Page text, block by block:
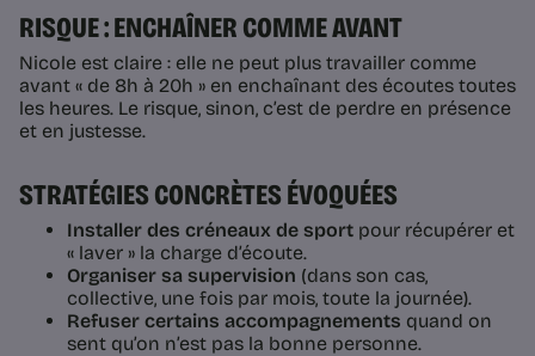
RISQUE : ENCHAÎNER COMME AVANT
Nicole est claire : elle ne peut plus travailler comme
avant « de 8h à 20h » en enchaînant des écoutes toutes
les heures. Le risque, sinon, c’est de perdre en présence
et en justesse.
STRATÉGIES CONCRÈTES ÉVOQUÉES
Installer des créneaux de sport pour récupérer et
« laver » la charge d’écoute.
Organiser sa supervision (dans son cas,
collective, une fois par mois, toute la journée).
Refuser certains accompagnements quand on
sent qu’on n’est pas la bonne personne.